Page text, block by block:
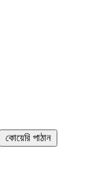
কোয়েরি পাঠান